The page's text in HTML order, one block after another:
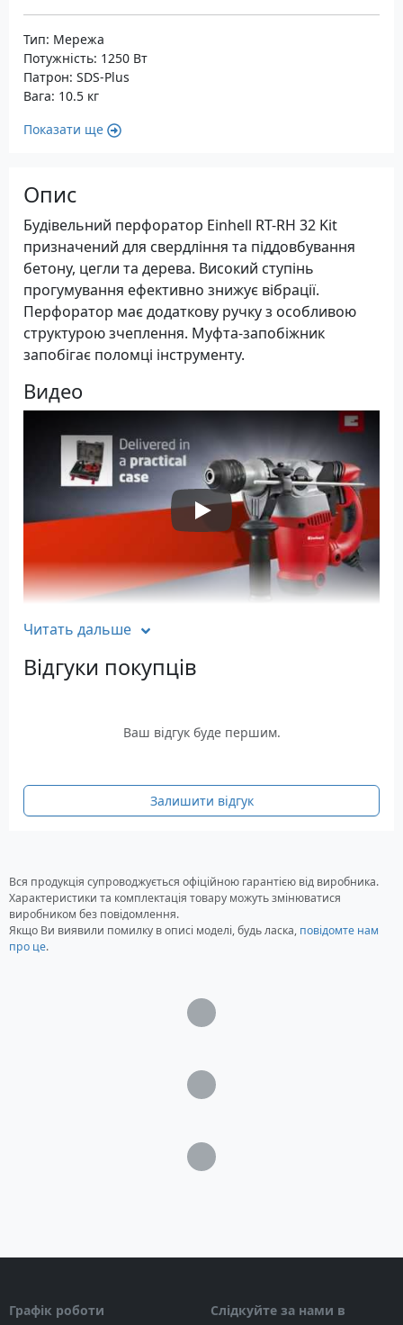
Тип: Мережа
Потужність: 1250 Вт
Патрон: SDS-Plus
Вага: 10.5 кг
Показати ще
Опис
Будівельний перфоратор Einhell RT-RH 32 Kit
призначений для свердління та піддовбування
бетону, цегли та дерева. Високий ступінь
прогумування ефективно знижує вібрації.
Перфоратор має додаткову ручку з особливою
структурою зчеплення. Муфта-запобіжник
запобігає поломці інструменту.
Видео
Play Video
Характеристики
Живлення: Мережа
Кількість оборотів: До 800 об/хв
Діаметр свердління: Бетон - 32 мм
Вага: 10.5 кг
Комплектація
перфоратор
Свердла та долота - 12 шт.
Читать дальше
Відгуки покупців
Ваш відгук буде першим.
Залишити відгук
Вся продукція супроводжується офіційною гарантією від виробника.
Характеристики та комплектація товару можуть змінюватися
виробником без повідомлення.
Якщо Ви виявили помилку в описі моделі, будь ласка, повідомте нам
про це.
Графік роботи
Слідкуйте за нами в